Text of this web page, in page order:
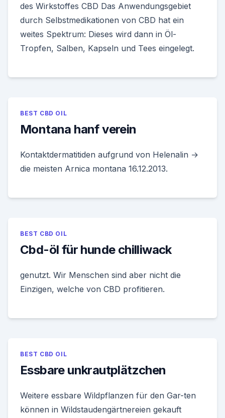
des Wirkstoffes CBD Das Anwendungsgebiet
durch Selbstmedikationen von CBD hat ein
weites Spektrum: Dieses wird dann in Öl-
Tropfen, Salben, Kapseln und Tees eingelegt.
BEST CBD OIL
Montana hanf verein
Kontaktdermatitiden aufgrund von Helenalin →
die meisten Arnica montana 16.12.2013.
BEST CBD OIL
Cbd-öl für hunde chilliwack
genutzt. Wir Menschen sind aber nicht die
Einzigen, welche von CBD profitieren.
BEST CBD OIL
Essbare unkrautplätzchen
Weitere essbare Wildpflanzen für den Gar-ten
können in Wildstaudengärtnereien gekauft